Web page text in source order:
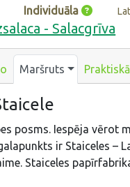
Individuāla
- Salacgrīva
Maršruts
posms. Iespēja vērot
ir Staiceles –
Staiceles